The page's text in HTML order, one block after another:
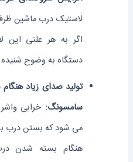
لاستیک درب ماشین
اگر به هر علتی این
دستگاه به وضوح
تولید صدای زیاد
سامسونگ: خرابی
می‌ شود که بستن درب
هنگام بسته شدن